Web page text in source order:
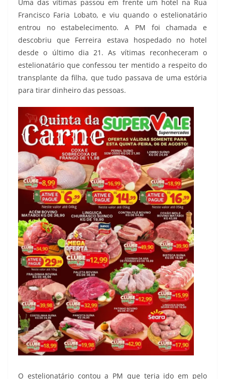
Uma das vítimas passou em frente um hotel na Rua
Francisco Faria Lobato, e viu quando o estelionatário
entrou no estabelecimento. A PM foi chamada e
descobriu que Ferreira estava hospedado no hotel
desde o último dia 21. As vítimas reconheceram o
estelionatário que confessou ter mentido a respeito do
transplante da filha, que tudo passava de uma estória
para tirar dinheiro das pessoas.
O estelionatário contou a PM que teria ido em pelo